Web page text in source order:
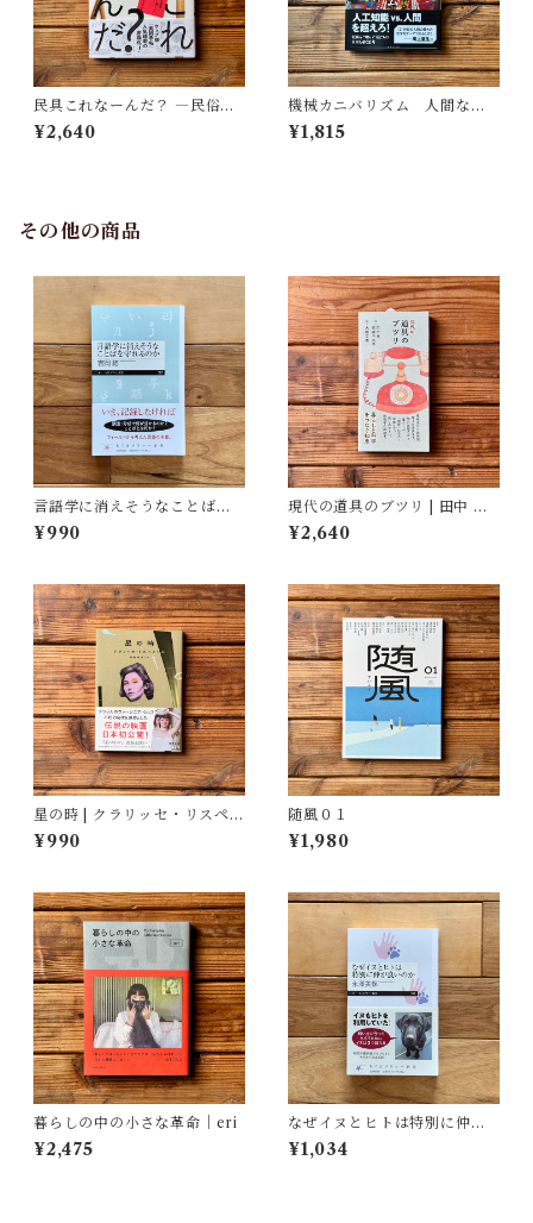
民具これなーんだ？ ―民俗学
者・宮本常一が美術大学に遺
した民具コレクション | 加藤幸
¥2,640
機械カニバリズム 人間なき
あとの人類学へ｜久保 明教
¥1,815
その他の商品
言語学に消えそうなことばを
守れるのか | 吉岡 乾
¥990
現代の道具のブツリ | 田中 幸,
結城 千代子, 大塚 文香(絵)
¥2,640
星の時 | クラリッセ・リスペク
トル, 福嶋 伸洋(訳)
¥990
随風０１
¥1,980
暮らしの中の小さな革命｜eri
¥2,475
なぜイヌとヒトは特別に仲が
良いのか | 永澤 美保
¥1,034